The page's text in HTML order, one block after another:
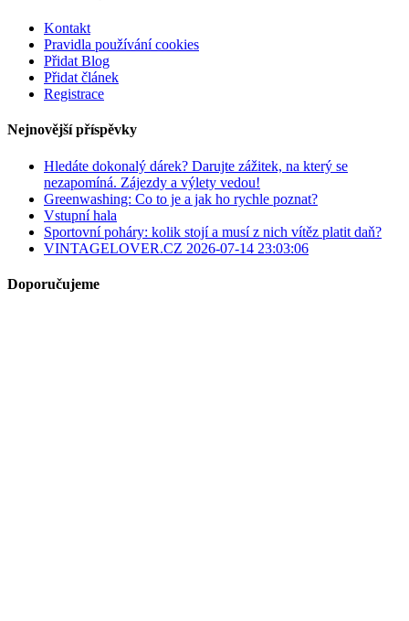
Kontakt
Pravidla používání cookies
Přidat Blog
Přidat článek
Registrace
Nejnovější příspěvky
Hledáte dokonalý dárek? Darujte zážitek, na který se
nezapomíná. Zájezdy a výlety vedou!
Greenwashing: Co to je a jak ho rychle poznat?
Vstupní hala
Sportovní poháry: kolik stojí a musí z nich vítěz platit daň?
VINTAGELOVER.CZ 2026-07-14 23:03:06
Doporučujeme